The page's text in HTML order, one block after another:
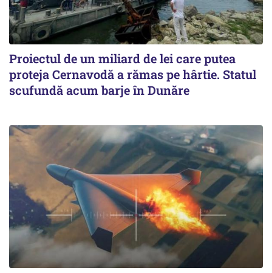
Proiectul de un miliard de lei care putea
proteja Cernavodă a rămas pe hârtie. Statul
scufundă acum barje în Dunăre